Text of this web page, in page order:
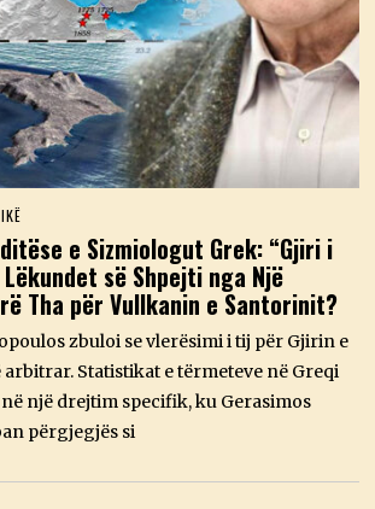
e Sizmiologut Grek: “Gjiri i
së Shpejti nga Një
Tha për Vullkanin e Santorinit?
zbuloi se vlerësimi i tij për Gjirin e
Statistikat e tërmeteve në Greqi
një drejtim specifik, ku Gerasimos
përgjegjës si